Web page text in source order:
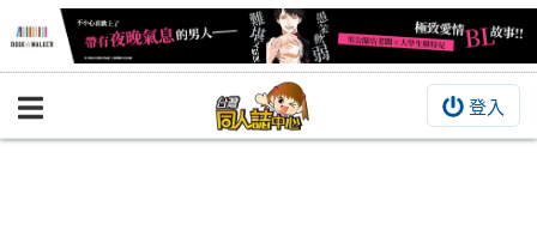
登入
BOOKY書集倉庫